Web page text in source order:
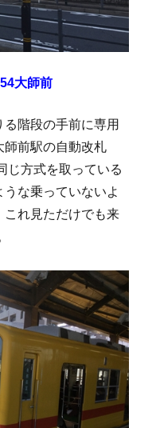
大師前
階段の手前に専用
師前駅の自動改札
じ方式を取っている
な乗っていないよ
これ見ただけでも来